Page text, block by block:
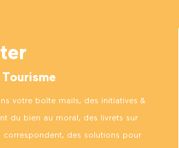
votre boîte mails, des initiatives &
du bien au moral, des livrets sur
correspondent, des solutions pour